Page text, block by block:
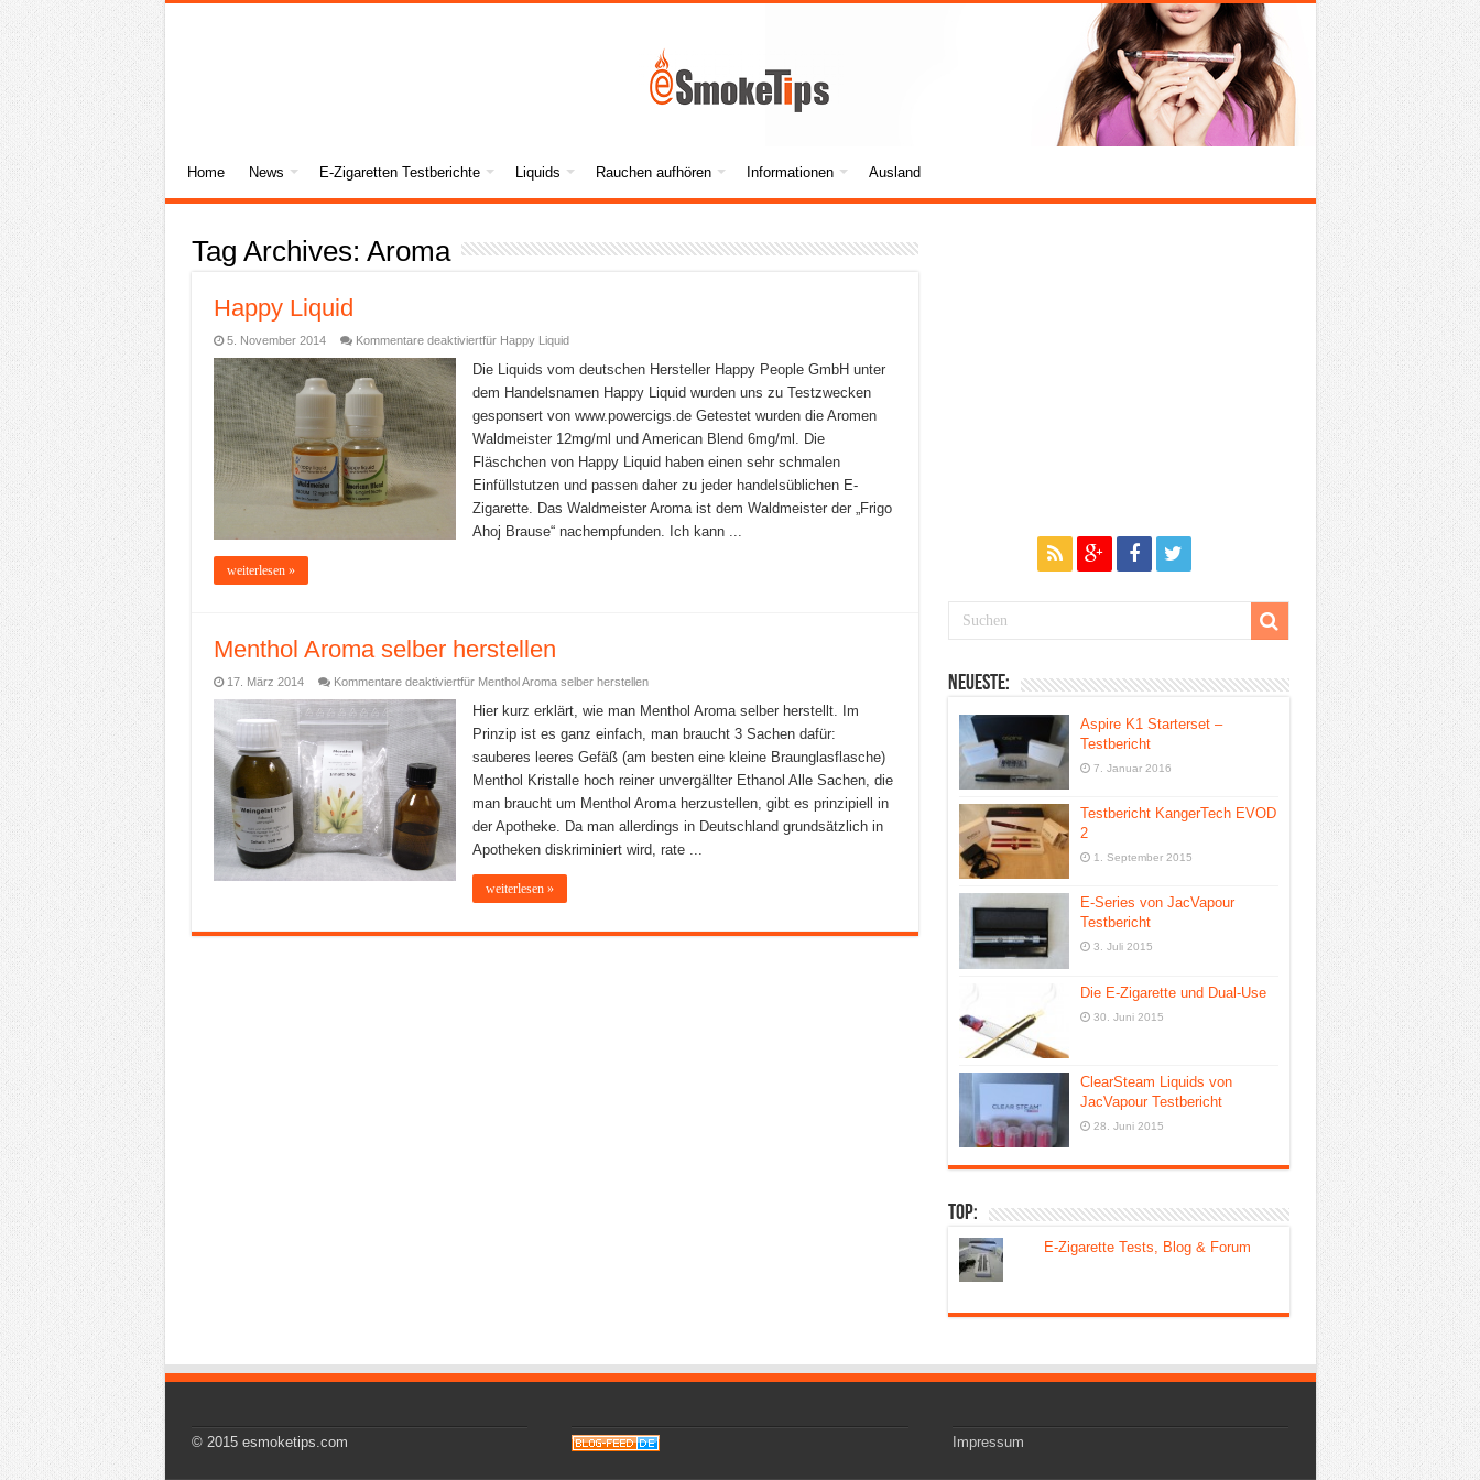
Home News E-Zigaretten Testberichte Liquids Rauchen aufhören Informationen Ausland
Tag Archives: Aroma
Happy Liquid
5. November 2014 Kommentare deaktiviertfür Happy Liquid
Die Liquids vom deutschen Hersteller Happy People GmbH unter
dem Handelsnamen Happy Liquid wurden uns zu Testzwecken
gesponsert von www.powercigs.de Getestet wurden die Aromen
Waldmeister 12mg/ml und American Blend 6mg/ml. Die
Fläschchen von Happy Liquid haben einen sehr schmalen
Einfüllstutzen und passen daher zu jeder handelsüblichen E-
Zigarette. Das Waldmeister Aroma ist dem Waldmeister der „Frigo
Ahoj Brause“ nachempfunden. Ich kann ...
weiterlesen »
Menthol Aroma selber herstellen
17. März 2014 Kommentare deaktiviertfür Menthol Aroma selber herstellen
Hier kurz erklärt, wie man Menthol Aroma selber herstellt. Im
Prinzip ist es ganz einfach, man braucht 3 Sachen dafür:
sauberes leeres Gefäß (am besten eine kleine Braunglasflasche)
Menthol Kristalle hoch reiner unvergällter Ethanol Alle Sachen, die
man braucht um Menthol Aroma herzustellen, gibt es prinzipiell in
der Apotheke. Da man allerdings in Deutschland grundsätzlich in
Apotheken diskriminiert wird, rate ...
weiterlesen »
Neueste:
Aspire K1 Starterset –
Testbericht
7. Januar 2016
Testbericht KangerTech EVOD
2
1. September 2015
E-Series von JacVapour
Testbericht
3. Juli 2015
Die E-Zigarette und Dual-Use
30. Juni 2015
ClearSteam Liquids von
JacVapour Testbericht
28. Juni 2015
Top:
E-Zigarette Tests, Blog & Forum
© 2015 esmoketips.com Impressum